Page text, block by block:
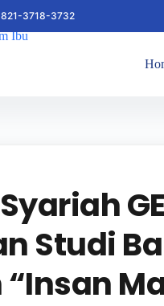
3718-3732
Studi